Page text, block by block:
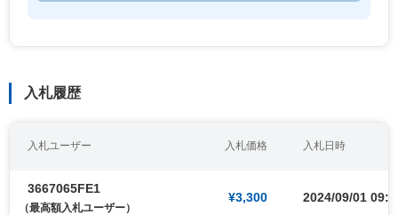
入札履歴
入札ユーザー 入札価格 入札日時
3667065FE1
（最高額入札ユーザー）
¥3,300 2024/09/01